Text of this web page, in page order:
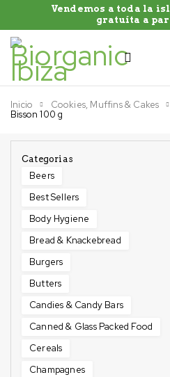
Vendemos a toda la
gratuíta a
Inicio Cookies, Muffins & Cakes
Bisson 100 g
Categorias
Beers
Best Sellers
Body Hygiene
Bread & Knackebread
Burgers
Butters
Candies & Candy Bars
Canned & Glass Packed Food
Cereals
Champagnes